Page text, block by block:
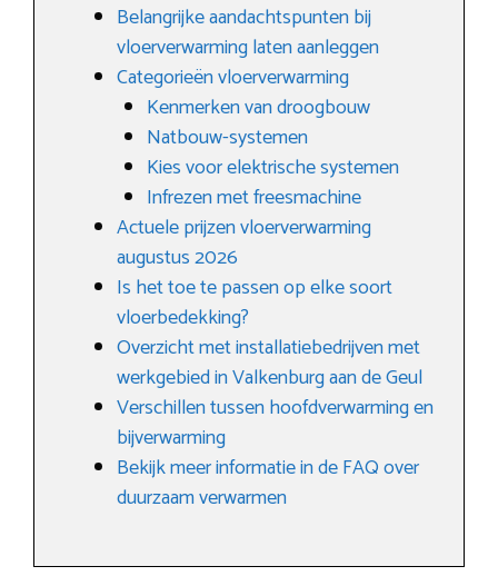
Belangrijke aandachtspunten bij
vloerverwarming laten aanleggen
Categorieën vloerverwarming
Kenmerken van droogbouw
Natbouw-systemen
Kies voor elektrische systemen
Infrezen met freesmachine
Actuele prijzen vloerverwarming
augustus 2026
Is het toe te passen op elke soort
vloerbedekking?
Overzicht met installatiebedrijven met
werkgebied in Valkenburg aan de Geul
Verschillen tussen hoofdverwarming en
bijverwarming
Bekijk meer informatie in de FAQ over
duurzaam verwarmen